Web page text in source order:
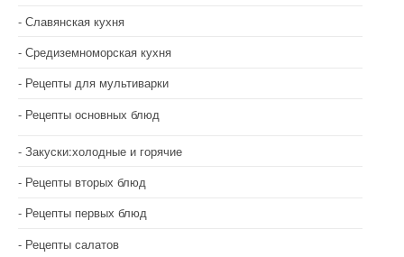
Славянская кухня
Средиземноморская кухня
Рецепты для мультиварки
Рецепты основных блюд
Закуски:холодные и горячие
Рецепты вторых блюд
Рецепты первых блюд
Рецепты салатов